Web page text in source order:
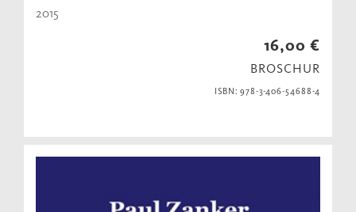
2015
16,00 €
BROSCHUR
ISBN: 978-3-406-54688-4